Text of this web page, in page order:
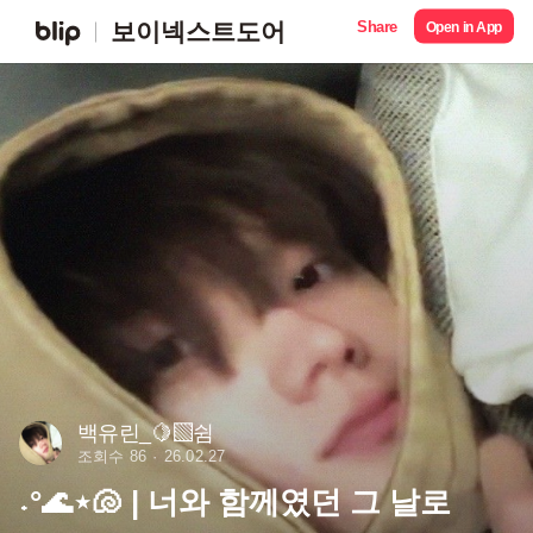
보이넥스트도어 Share Open in App
백유린_🍋‍🟩쉼
조회수 86 26.02.27
˖°🌊⋆🐚 | 너와 함께였던 그 날로